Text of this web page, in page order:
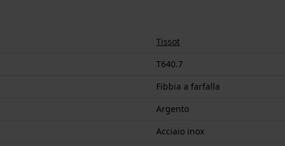
Tissot
T640.7
Fibbia a farfalla
Argento
Acciaio inox